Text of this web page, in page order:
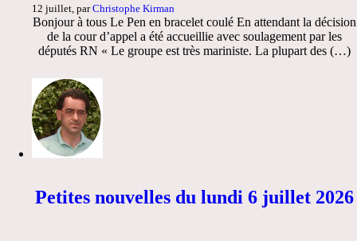
12 juillet, parChristophe Kirman
Bonjour à tous Le Pen en bracelet coulé En attendant la décision
de la cour d’appel a été accueillie avec soulagement par les
députés RN « Le groupe est très mariniste. La plupart des (…)
Petites nouvelles du lundi 6 juillet 2026